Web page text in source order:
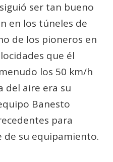
ser tan bueno
en los túneles de
de los pioneros en
que él
los 50 km/h
del aire era su
Banesto
para
su equipamiento.